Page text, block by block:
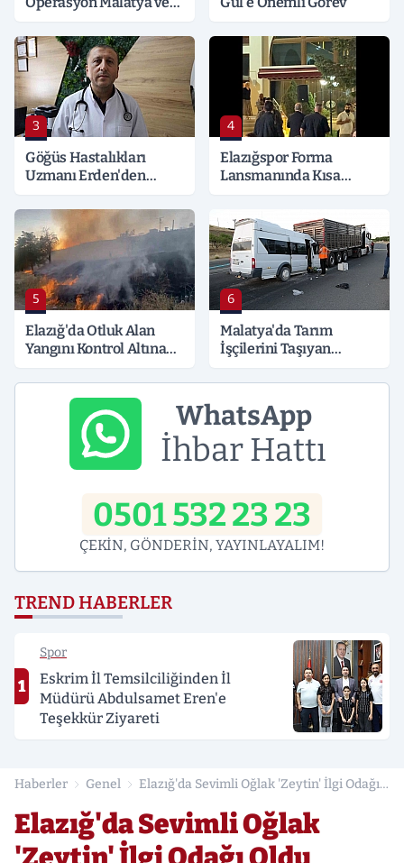
Detaylar Merak Konusu
3
Göğüs Hastalıkları
Uzmanı Erden'den
4
Elazığspor Forma
Lansmanında Kısa
5
Elazığ'da Otluk Alan
Yangını Kontrol Altına
6
Malatya'da Tarım
İşçilerini Taşıyan
Yaralı
WhatsApp
İhbar Hattı
0501 532 23 23
ÇEKİN, GÖNDERİN, YAYINLAYALIM!
TREND HABERLER
1
Spor
Eskrim İl Temsilciliğinden İl
Müdürü Abdulsamet Eren'e
Teşekkür Ziyareti
Haberler Genel
Elazığ'da Sevimli Oğlak 'Zeytin' İlgi Odağı
Elazığ'da Sevimli Oğlak